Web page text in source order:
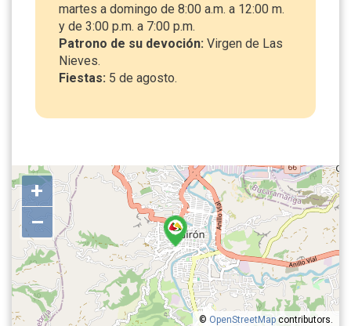
martes a domingo de 8:00 a.m. a 12:00 m.
y de 3:00 p.m. a 7:00 p.m.
Patrono de su devoción: Virgen de Las
Nieves.
Fiestas: 5 de agosto.
+
–
© OpenStreetMap contributors.